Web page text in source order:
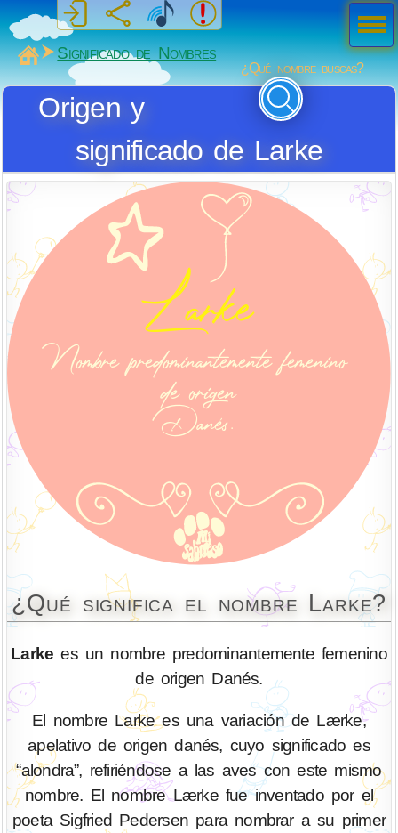
MiSabueso
Significado de Nombres
¿Qué nombre buscas?
Origen y
significado de Larke
¿Qué significa el nombre Larke?
Larke es un nombre predominantemente femenino
de origen Danés.
El nombre Larke es una variación de Lærke,
apelativo de origen danés, cuyo significado es
“alondra”, refiriéndose a las aves con este mismo
nombre. El nombre Lærke fue inventado por el
poeta Sigfried Pedersen para nombrar a su primer
Men
ú